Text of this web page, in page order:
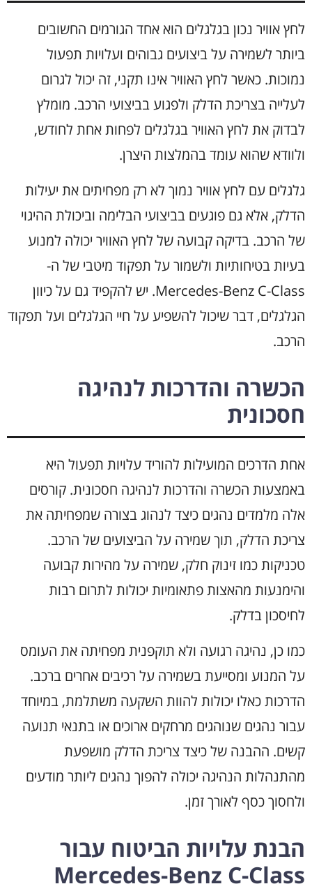
לחץ אוויר נכון בגלגלים הוא אחד הגורמים החשובים
ביותר לשמירה על ביצועים גבוהים ועלויות תפעול
נמוכות. כאשר לחץ האוויר אינו תקני, זה יכול לגרום
לעלייה בצריכת הדלק ולפגוע בביצועי הרכב. מומלץ
לבדוק את לחץ האוויר בגלגלים לפחות אחת לחודש,
ולוודא שהוא עומד בהמלצות היצרן.
גלגלים עם לחץ אוויר נמוך לא רק מפחיתים את יעילות
הדלק, אלא גם פוגעים בביצועי הבלימה וביכולת ההיגוי
של הרכב. בדיקה קבועה של לחץ האוויר יכולה למנוע
בעיות בטיחותיות ולשמור על תפקוד מיטבי של ה-
Mercedes-Benz C-Class. יש להקפיד גם על כיוון
הגלגלים, דבר שיכול להשפיע על חיי הגלגלים ועל תפקוד
הרכב.
הכשרה והדרכות לנהיגה
חסכונית
אחת הדרכים המועילות להוריד עלויות תפעול היא
באמצעות הכשרה והדרכות לנהיגה חסכונית. קורסים
אלה מלמדים נהגים כיצד לנהוג בצורה שמפחיתה את
צריכת הדלק, תוך שמירה על הביצועים של הרכב.
טכניקות כמו זינוק חלק, שמירה על מהירות קבועה
והימנעות מהאצות פתאומיות יכולות לתרום רבות
לחיסכון בדלק.
כמו כן, נהיגה רגועה ולא תוקפנית מפחיתה את העומס
על המנוע ומסייעת בשמירה על רכיבים אחרים ברכב.
הדרכות כאלו יכולות להוות השקעה משתלמת, במיוחד
עבור נהגים שנוהגים מרחקים ארוכים או בתנאי תנועה
קשים. ההבנה של כיצד צריכת הדלק מושפעת
מהתנהלות הנהיגה יכולה להפוך נהגים ליותר מודעים
ולחסוך כסף לאורך זמן.
הבנת עלויות הביטוח עבור
Mercedes-Benz C-Class